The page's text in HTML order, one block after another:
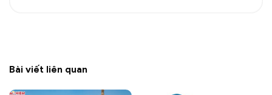
Bài viết liên quan